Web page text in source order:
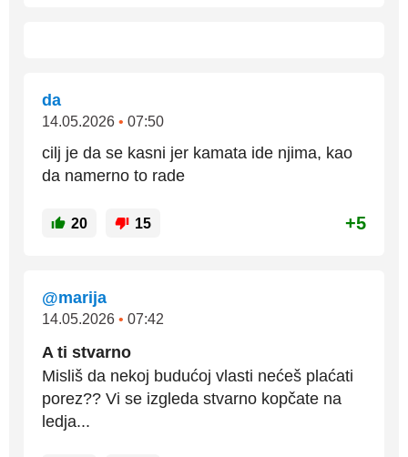
da
14.05.2026 • 07:50
cilj je da se kasni jer kamata ide njima, kao
da namerno to rade
20 15 +5
@marija
14.05.2026 • 07:42
A ti stvarno
Misliš da nekoj budućoj vlasti nećeš plaćati
porez?? Vi se izgleda stvarno kopčate na
ledja...